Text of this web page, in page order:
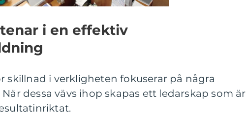
i en effektiv
skillnad i verkligheten fokuserar på några
dessa vävs ihop skapas ett ledarskap som är